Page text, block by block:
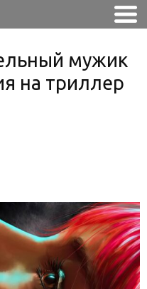
мужик
на триллер